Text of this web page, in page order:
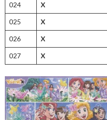
024 X
025 X
026 X
027 X